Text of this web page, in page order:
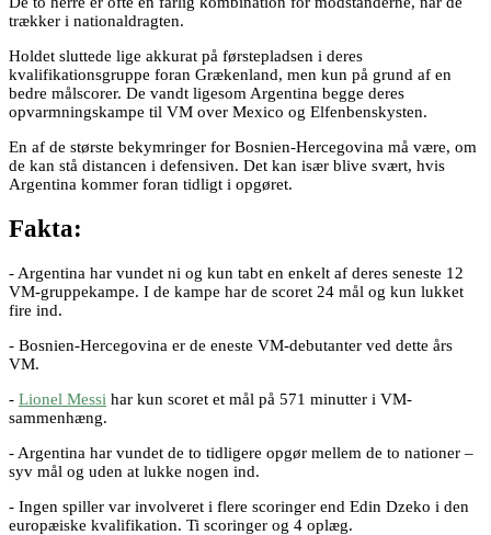
trækker i nationaldragten.
Holdet sluttede lige akkurat på førstepladsen i deres
kvalifikationsgruppe foran Grækenland, men kun på grund af en
bedre målscorer. De vandt ligesom Argentina begge deres
opvarmningskampe til VM over Mexico og Elfenbenskysten.
En af de største bekymringer for Bosnien-Hercegovina må være, om
de kan stå distancen i defensiven. Det kan især blive svært, hvis
Argentina kommer foran tidligt i opgøret.
Fakta:
- Argentina har vundet ni og kun tabt en enkelt af deres seneste 12
VM-gruppekampe. I de kampe har de scoret 24 mål og kun lukket
fire ind.
- Bosnien-Hercegovina er de eneste VM-debutanter ved dette års
VM.
- Lionel Messi har kun scoret et mål på 571 minutter i VM-
sammenhæng.
- Argentina har vundet de to tidligere opgør mellem de to nationer –
syv mål og uden at lukke nogen ind.
- Ingen spiller var involveret i flere scoringer end Edin Dzeko i den
europæiske kvalifikation. Ti scoringer og 4 oplæg.